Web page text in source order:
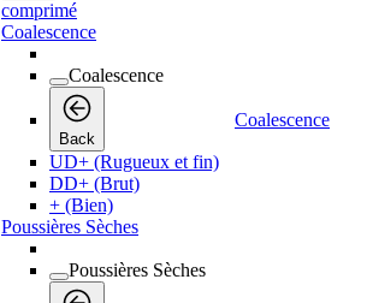
comprimé
Coalescence
Coalescence
Back
Coalescence
UD+ (Rugueux et fin)
DD+ (Brut)
+ (Bien)
Poussières Sèches
Poussières Sèches